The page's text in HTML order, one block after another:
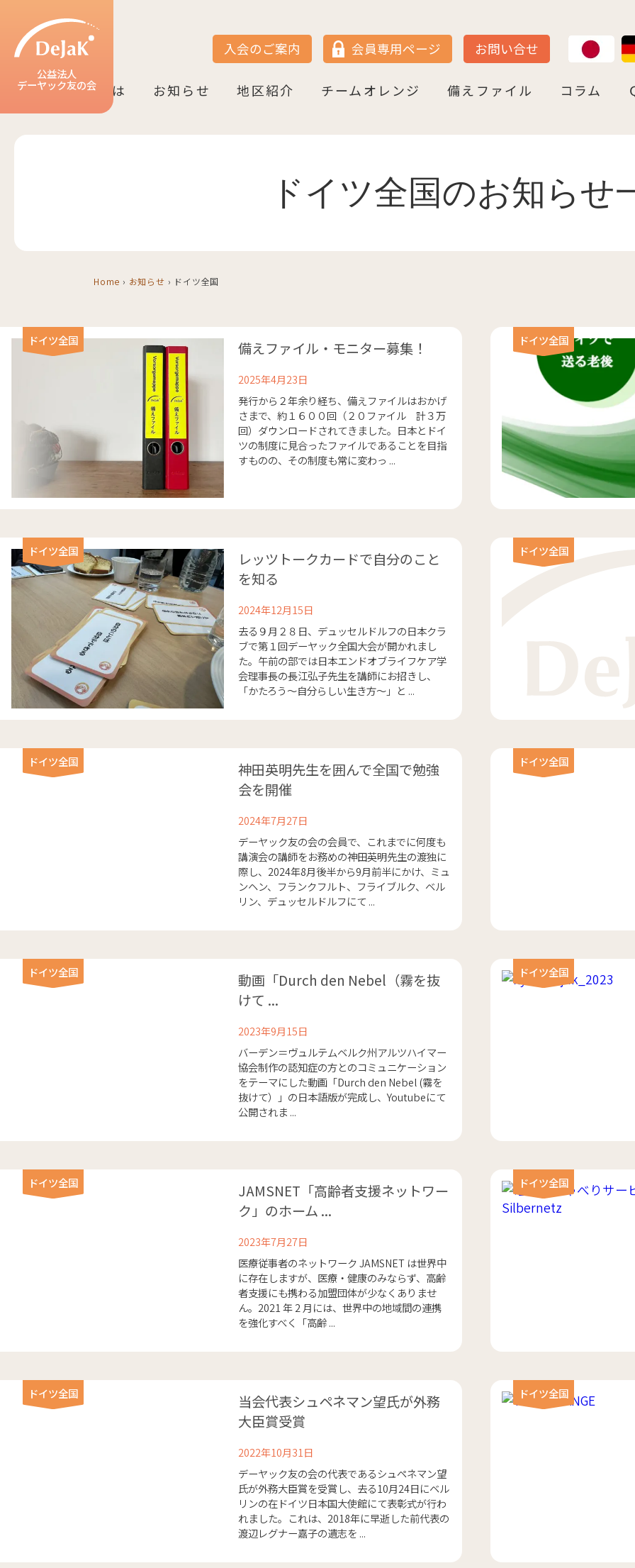
公益法人
デーヤック友の会
サイト内検索 入会のご案内 会員専用ページ お問い合せ
JP DE
DeJaK友の会とは
DeJaK-友の会とは
入会のご案内
活動紹介
デーヤック発行冊子のご案内
設立10周年記念（2022）
お知らせ
地区紹介
チームオレンジ
備えファイル
コラム
ドイツ全国のお知らせ
Home › お知らせ › ドイツ全国
ドイツ全国 備えファイル・モニター募集！
2025年4月23日
発行から２年余り経ち、備えファイルはおかげ
さまで、約１６００回（２０ファイル 計３万
回）ダウンロードされてきました。日本とドイ
ツの制度に見合ったファイルであることを目指
すものの、その制度も常に変わっ ...
ドイツ全国
ドイツ全国
レッツトークカードで自分のこと
を知る
2024年12月15日
去る９月２８日、デュッセルドルフの日本クラ
ブで第１回デーヤック全国大会が開かれまし
た。午前の部では日本エンドオブライフケア学
会理事長の長江弘子先生を講師にお招きし、
「かたろう～自分らしい生き方～」と ...
ドイツ全国
ドイツ全国
神田英明先生を囲んで全国で勉強
会を開催
2024年7月27日
デーヤック友の会の会員で、これまでに何度も
講演会の講師をお務めの神田英明先生の渡独に
際し、2024年8月後半から9月前半にかけ、ミュ
ンヘン、フランクフルト、フライブルク、ベル
リン、デュッセルドルフにて ...
ドイツ全国
ドイツ全国
動画「Durch den Nebel（霧を抜
けて ...
2023年9月15日
バーデン＝ヴュルテムベルク州アルツハイマー
協会制作の認知症の方とのコミュニケーション
をテーマにした動画「Durch den Nebel (霧を
抜けて）」の日本語版が完成し、Youtubeにて
公開されま ...
ドイツ全国
ドイツ全国
JAMSNET「高齢者支援ネットワー
ク」のホーム ...
2023年7月27日
医療従事者のネットワーク JAMSNET は世界中
に存在しますが、医療・健康のみならず、高齢
者支援にも携わる加盟団体が少なくありませ
ん。2021 年 2 月には、世界中の地域間の連携
を強化すべく「高齢 ...
ドイツ全国
ドイツ全国
当会代表シュペネマン望氏が外務
大臣賞受賞
2022年10月31日
デーヤック友の会の代表であるシュペネマン望
氏が外務大臣賞を受賞し、去る10月24日にベル
リンの在ドイツ日本国大使館にて表彰式が行わ
れました。これは、2018年に早逝した前代表の
渡辺レグナー嘉子の遺志を ...
ドイツ全国